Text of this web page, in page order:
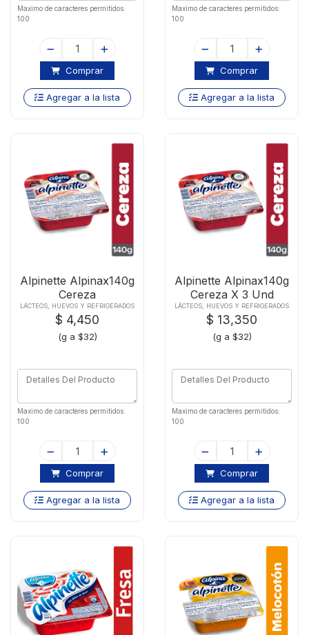
Maximo de caracteres permitidos:
100
Comprar
Agregar a la lista
Maximo de caracteres permitidos:
100
Comprar
Agregar a la lista
Alpinette Alpinax140g
Cereza
LÁCTEOS, HUEVOS Y REFRIGERADOS
$ 4,450
(g a $32)
Maximo de caracteres permitidos:
100
Comprar
Agregar a la lista
Alpinette Alpinax140g
Cereza X 3 Und
LÁCTEOS, HUEVOS Y REFRIGERADOS
$ 13,350
(g a $32)
Maximo de caracteres permitidos:
100
Comprar
Agregar a la lista